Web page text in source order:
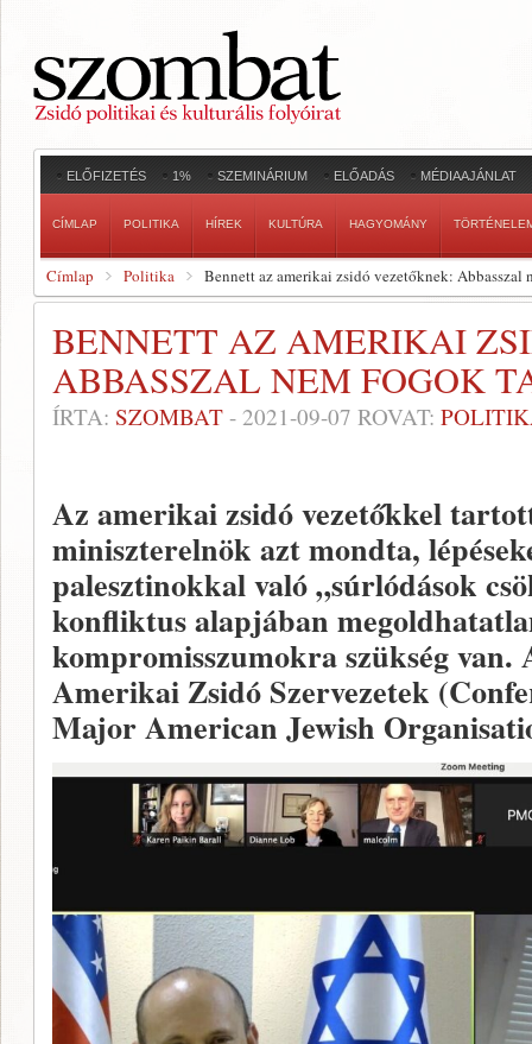
ELŐFIZETÉS 1% SZEMINÁRIUM ELŐADÁS MÉDIAAJÁNLAT
CÍMLAP POLITIKA HÍREK KULTÚRA HAGYOMÁNY
Címlap Politika Bennett az amerikai zsidó vezetőknek: Abbasszal
BENNETT AZ AMERIKAI
ABBASSZAL NEM FOGOK
ÍRTA: SZOMBAT - 2021-09-07 ROVAT:
Az amerikai zsidó vezetőkkel
miniszterelnök azt mondta,
palesztinokkal való „súrlódások
konfliktus alapjában
kompromisszumokra szükség van.
Amerikai Zsidó Szervezetek
Major American Jewish